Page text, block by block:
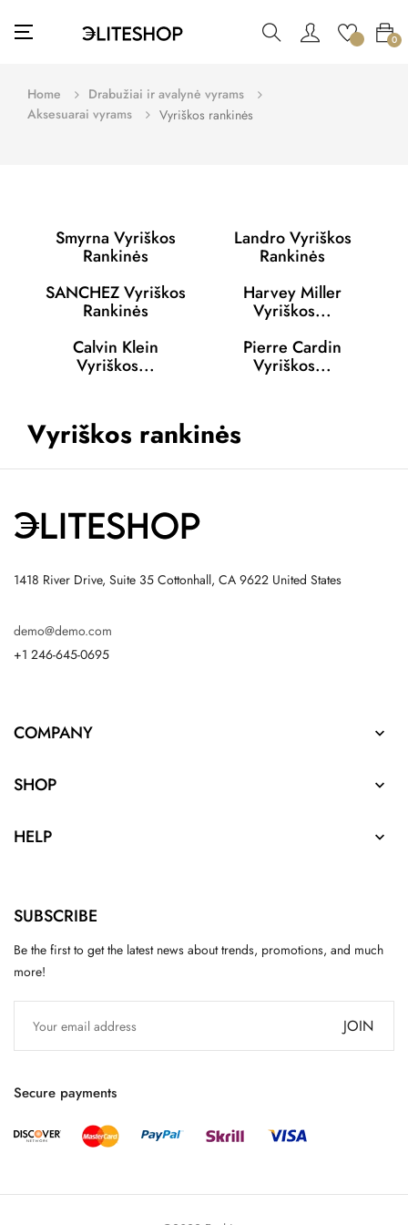
Toggle
navigation
☰ 0
Home
Drabužiai ir avalynė vyrams
Aksesuarai vyrams
Vyriškos rankinės
Smyrna Vyriškos
Rankinės
Landro Vyriškos
Rankinės
SANCHEZ Vyriškos
Rankinės
Harvey Miller
Vyriškos...
Calvin Klein
Vyriškos...
Pierre Cardin
Vyriškos...
Vyriškos rankinės
1418 River Drive, Suite 35 Cottonhall, CA 9622 United States
demo@demo.com
+1 246-645-0695
COMPANY 
SHOP 
HELP 
SUBSCRIBE
Be the first to get the latest news about trends, promotions, and much
more!
JOIN
Secure payments